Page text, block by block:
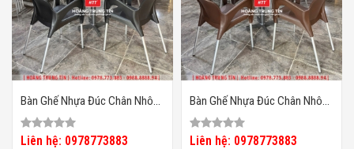
Bàn Ghế Nhựa Đúc Chân Nhôm
HTT09
Liên hệ: 0978773883
Bàn Ghế Nhựa Đúc Chân Nhôm
HTT08
Liên hệ: 0978773883